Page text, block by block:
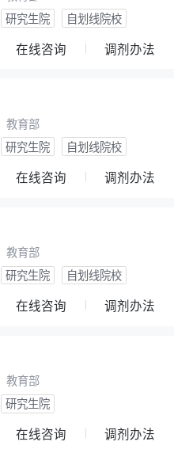
研究生院 自划线院校
在线咨询 调剂办法
教育部
研究生院 自划线院校
在线咨询 调剂办法
教育部
研究生院 自划线院校
在线咨询 调剂办法
教育部
研究生院
在线咨询 调剂办法